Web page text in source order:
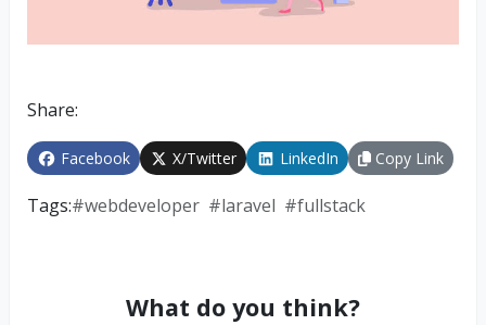
Share:
Facebook X/Twitter LinkedIn Copy Link
Tags:#webdeveloper #laravel #fullstack
What do you think?